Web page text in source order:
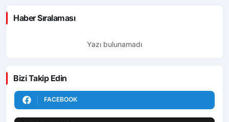
Haber Sıralaması
Yazı bulunamadı
Bizi Takip Edin
FACEBOOK